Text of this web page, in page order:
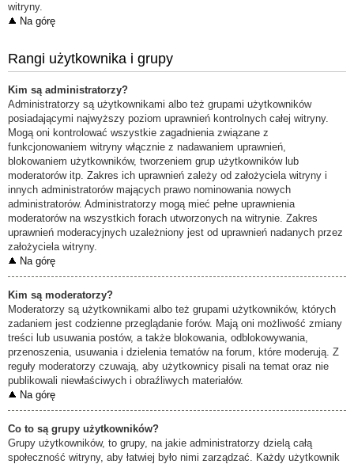
witryny.
Na górę
Rangi użytkownika i grupy
Kim są administratorzy?
Administratorzy są użytkownikami albo też grupami użytkowników
posiadającymi najwyższy poziom uprawnień kontrolnych całej witryny.
Mogą oni kontrolować wszystkie zagadnienia związane z
funkcjonowaniem witryny włącznie z nadawaniem uprawnień,
blokowaniem użytkowników, tworzeniem grup użytkowników lub
moderatorów itp. Zakres ich uprawnień zależy od założyciela witryny i
innych administratorów mających prawo nominowania nowych
administratorów. Administratorzy mogą mieć pełne uprawnienia
moderatorów na wszystkich forach utworzonych na witrynie. Zakres
uprawnień moderacyjnych uzależniony jest od uprawnień nadanych przez
założyciela witryny.
Na górę
Kim są moderatorzy?
Moderatorzy są użytkownikami albo też grupami użytkowników, których
zadaniem jest codzienne przeglądanie forów. Mają oni możliwość zmiany
treści lub usuwania postów, a także blokowania, odblokowywania,
przenoszenia, usuwania i dzielenia tematów na forum, które moderują. Z
reguły moderatorzy czuwają, aby użytkownicy pisali na temat oraz nie
publikowali niewłaściwych i obraźliwych materiałów.
Na górę
Co to są grupy użytkowników?
Grupy użytkowników, to grupy, na jakie administratorzy dzielą całą
społeczność witryny, aby łatwiej było nimi zarządzać. Każdy użytkownik